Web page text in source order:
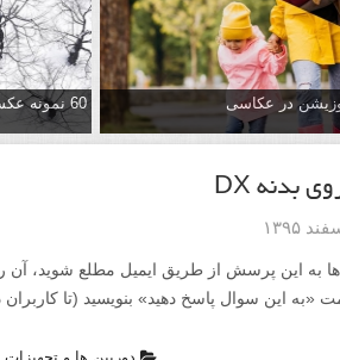
در عکاسی 60 نمونه عکس سبک ماکسیمالیسم
این سوال پاسخ دهید» بنویسید (تا کاربران